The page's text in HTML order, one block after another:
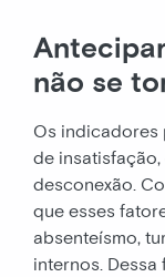
não se
Os indicadores
de
desconexão.
que esses
absenteísmo,
internos.